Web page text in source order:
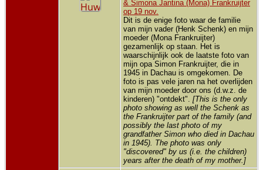
Harm
Kind
& Simona Jantina (Mona) Frankruijter
op 19 nov.
Dit is de enige foto waar de familie
van mijn vader (Henk Schenk) en mijn
moeder (Mona Frankruijter)
gezamenlijk op staan. Het is
waarschijnlijk ook de laatste foto van
mijn opa Simon Frankruijter, die in
1945 in Dachau is omgekomen. De
foto is pas vele jaren na het overlijden
van mijn moeder door ons (d.w.z. de
kinderen) "ontdekt". [This is the only
photo showing as well the Schenk as
the Frankruijter part of the family (and
possibly the last photo of my
grandfather Simon who died in Dachau
in 1945). The photo was only
"discovered" by us (i.e. the children)
years after the death of my mother.]